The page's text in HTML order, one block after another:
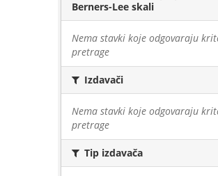
Berners-Lee skali
Nema stavki koje odgovaraju
pretrage
Izdavači
Nema stavki koje odgovaraju
pretrage
Tip izdavača